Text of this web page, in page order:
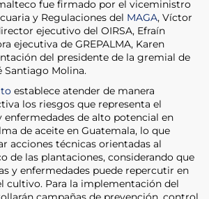
fue firmado por el viceministro
y Regulaciones del MAGA, Víctor
ejecutivo del OIRSA, Efraín
ejecutiva de GREPALMA, Karen
del presidente de la gremial de
Santiago Molina.
establece atender de manera
los riesgos que representa el
enfermedades de alto potencial en
de aceite en Guatemala, lo que
acciones técnicas orientadas al
de las plantaciones, considerando que
y enfermedades puede repercutir en
cultivo. Para la implementación del